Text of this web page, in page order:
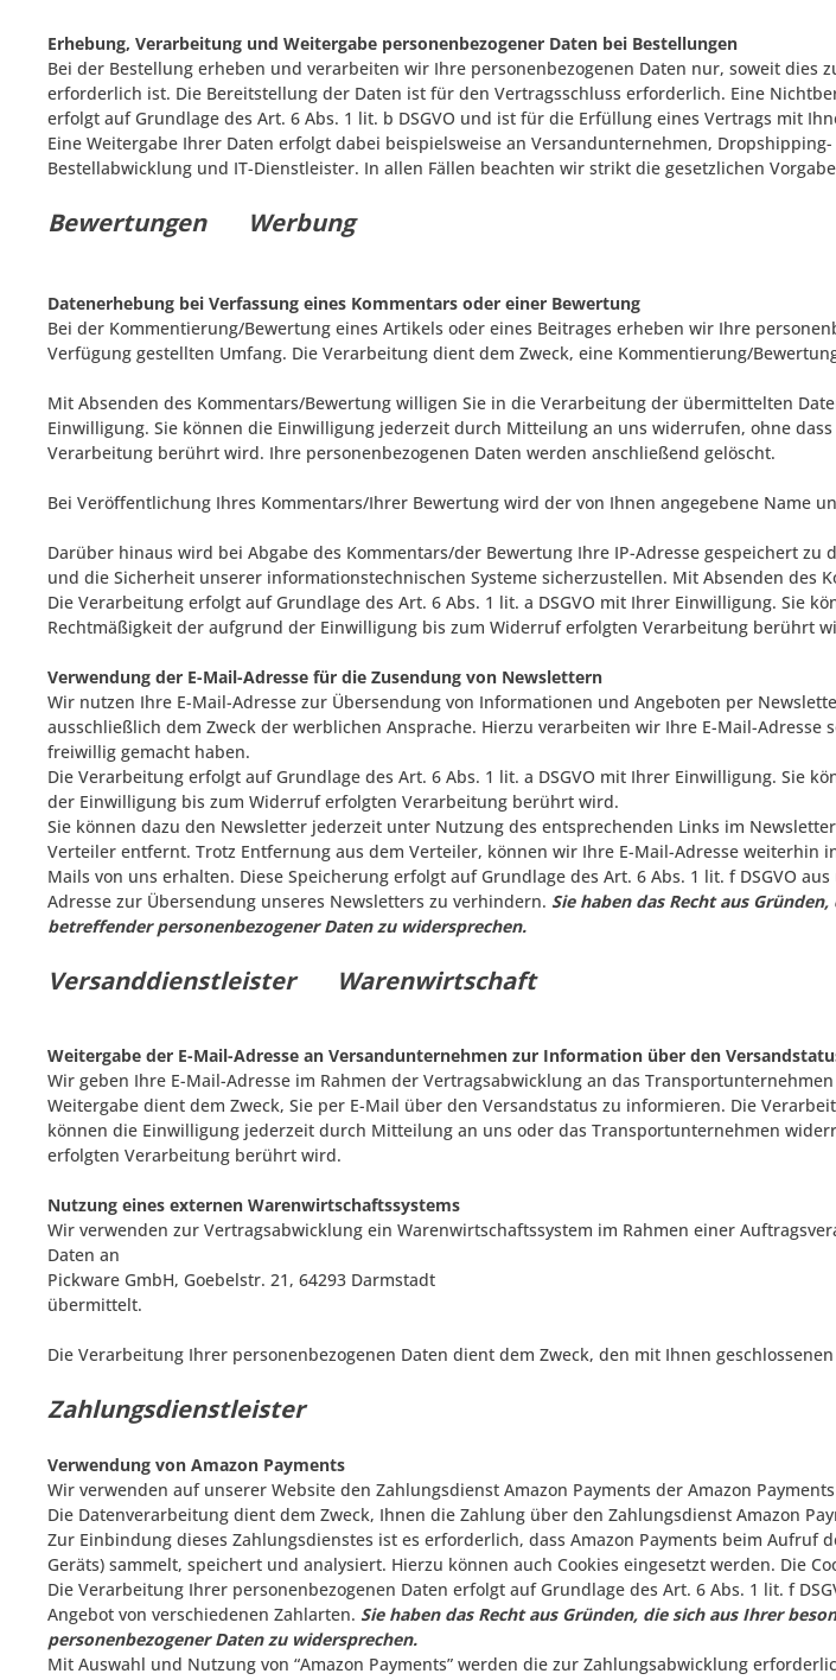
Erhebung, Verarbeitung und Weitergabe personenbezogener Daten bei Bestellungen
Bei der Bestellung erheben und verarbeiten wir Ihre personenbezogenen Daten nur, soweit
erforderlich ist. Die Bereitstellung der Daten ist für den Vertragsschluss erforderlich. Eine
erfolgt auf Grundlage des Art. 6 Abs. 1 lit. b DSGVO und ist für die Erfüllung eines Vertrags mit
Eine Weitergabe Ihrer Daten erfolgt dabei beispielsweise an Versandunternehmen,
Bestellabwicklung und IT-Dienstleister. In allen Fällen beachten wir strikt die gesetzlichen
Bewertungen Werbung
Datenerhebung bei Verfassung eines Kommentars oder einer Bewertung
Bei der Kommentierung/Bewertung eines Artikels oder eines Beitrages erheben wir Ihre
Verfügung gestellten Umfang. Die Verarbeitung dient dem Zweck, eine Kommentierung/
Mit Absenden des Kommentars/Bewertung willigen Sie in die Verarbeitung der übermittelten
Einwilligung. Sie können die Einwilligung jederzeit durch Mitteilung an uns widerrufen, ohne
Verarbeitung berührt wird. Ihre personenbezogenen Daten werden anschließend gelöscht.
Bei Veröffentlichung Ihres Kommentars/Ihrer Bewertung wird der von Ihnen angegebene Name
Darüber hinaus wird bei Abgabe des Kommentars/der Bewertung Ihre IP-Adresse gespeichert
und die Sicherheit unserer informationstechnischen Systeme sicherzustellen. Mit Absenden
Die Verarbeitung erfolgt auf Grundlage des Art. 6 Abs. 1 lit. a DSGVO mit Ihrer Einwilligung.
Rechtmäßigkeit der aufgrund der Einwilligung bis zum Widerruf erfolgten Verarbeitung berührt
Verwendung der E-Mail-Adresse für die Zusendung von Newslettern
Wir nutzen Ihre E-Mail-Adresse zur Übersendung von Informationen und Angeboten per
ausschließlich dem Zweck der werblichen Ansprache. Hierzu verarbeiten wir Ihre E-Mail-
freiwillig gemacht haben.
Die Verarbeitung erfolgt auf Grundlage des Art. 6 Abs. 1 lit. a DSGVO mit Ihrer Einwilligung. Sie
der Einwilligung bis zum Widerruf erfolgten Verarbeitung berührt wird.
Sie können dazu den Newsletter jederzeit unter Nutzung des entsprechenden Links im
Verteiler entfernt. Trotz Entfernung aus dem Verteiler, können wir Ihre E-Mail-Adresse
Mails von uns erhalten. Diese Speicherung erfolgt auf Grundlage des Art. 6 Abs. 1 lit. f DSGVO
Adresse zur Übersendung unseres Newsletters zu verhindern. Sie haben das Recht aus
betreffender personenbezogener Daten zu widersprechen.
Versanddienstleister Warenwirtschaft
Weitergabe der E-Mail-Adresse an Versandunternehmen zur Information über den
Wir geben Ihre E-Mail-Adresse im Rahmen der Vertragsabwicklung an das
Weitergabe dient dem Zweck, Sie per E-Mail über den Versandstatus zu informieren. Die
können die Einwilligung jederzeit durch Mitteilung an uns oder das Transportunternehmen
erfolgten Verarbeitung berührt wird.
Nutzung eines externen Warenwirtschaftssystems
Wir verwenden zur Vertragsabwicklung ein Warenwirtschaftssystem im Rahmen einer
Daten an
Pickware GmbH, Goebelstr. 21, 64293 Darmstadt
übermittelt.
Die Verarbeitung Ihrer personenbezogenen Daten dient dem Zweck, den mit Ihnen
Zahlungsdienstleister
Verwendung von Amazon Payments
Wir verwenden auf unserer Website den Zahlungsdienst Amazon Payments der Amazon
Die Datenverarbeitung dient dem Zweck, Ihnen die Zahlung über den Zahlungsdienst Amazon
Zur Einbindung dieses Zahlungsdienstes ist es erforderlich, dass Amazon Payments beim Aufruf
Geräts) sammelt, speichert und analysiert. Hierzu können auch Cookies eingesetzt werden. Die
Die Verarbeitung Ihrer personenbezogenen Daten erfolgt auf Grundlage des Art. 6 Abs. 1 lit. f
Angebot von verschiedenen Zahlarten. Sie haben das Recht aus Gründen, die sich aus Ihrer
personenbezogener Daten zu widersprechen.
Mit Auswahl und Nutzung von “Amazon Payments” werden die zur Zahlungsabwicklung